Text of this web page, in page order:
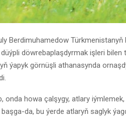
Berdimuhamedow
döwrebaplaşdyrmak işleri
ýapyk görnüşli athanasynda
onda howa çalşygy, atlary
da, bu ýerde atlaryň saglyk